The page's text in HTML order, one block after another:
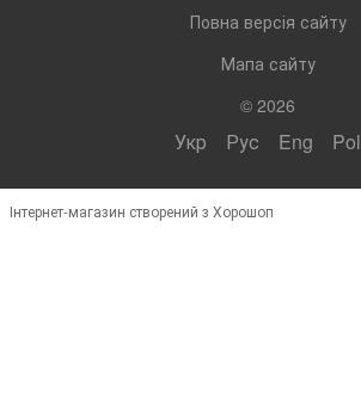
Повна версія сайту
Мапа сайту
© 2026
Укр Рус Eng Pol
Інтернет-магазин створений з Хорошоп